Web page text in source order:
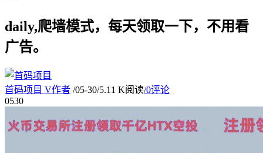
daily,爬墙模式，每天领取一下，不用看
广告。
首码项目 V作者 /05-30/5.11 K阅读/0评论
0530